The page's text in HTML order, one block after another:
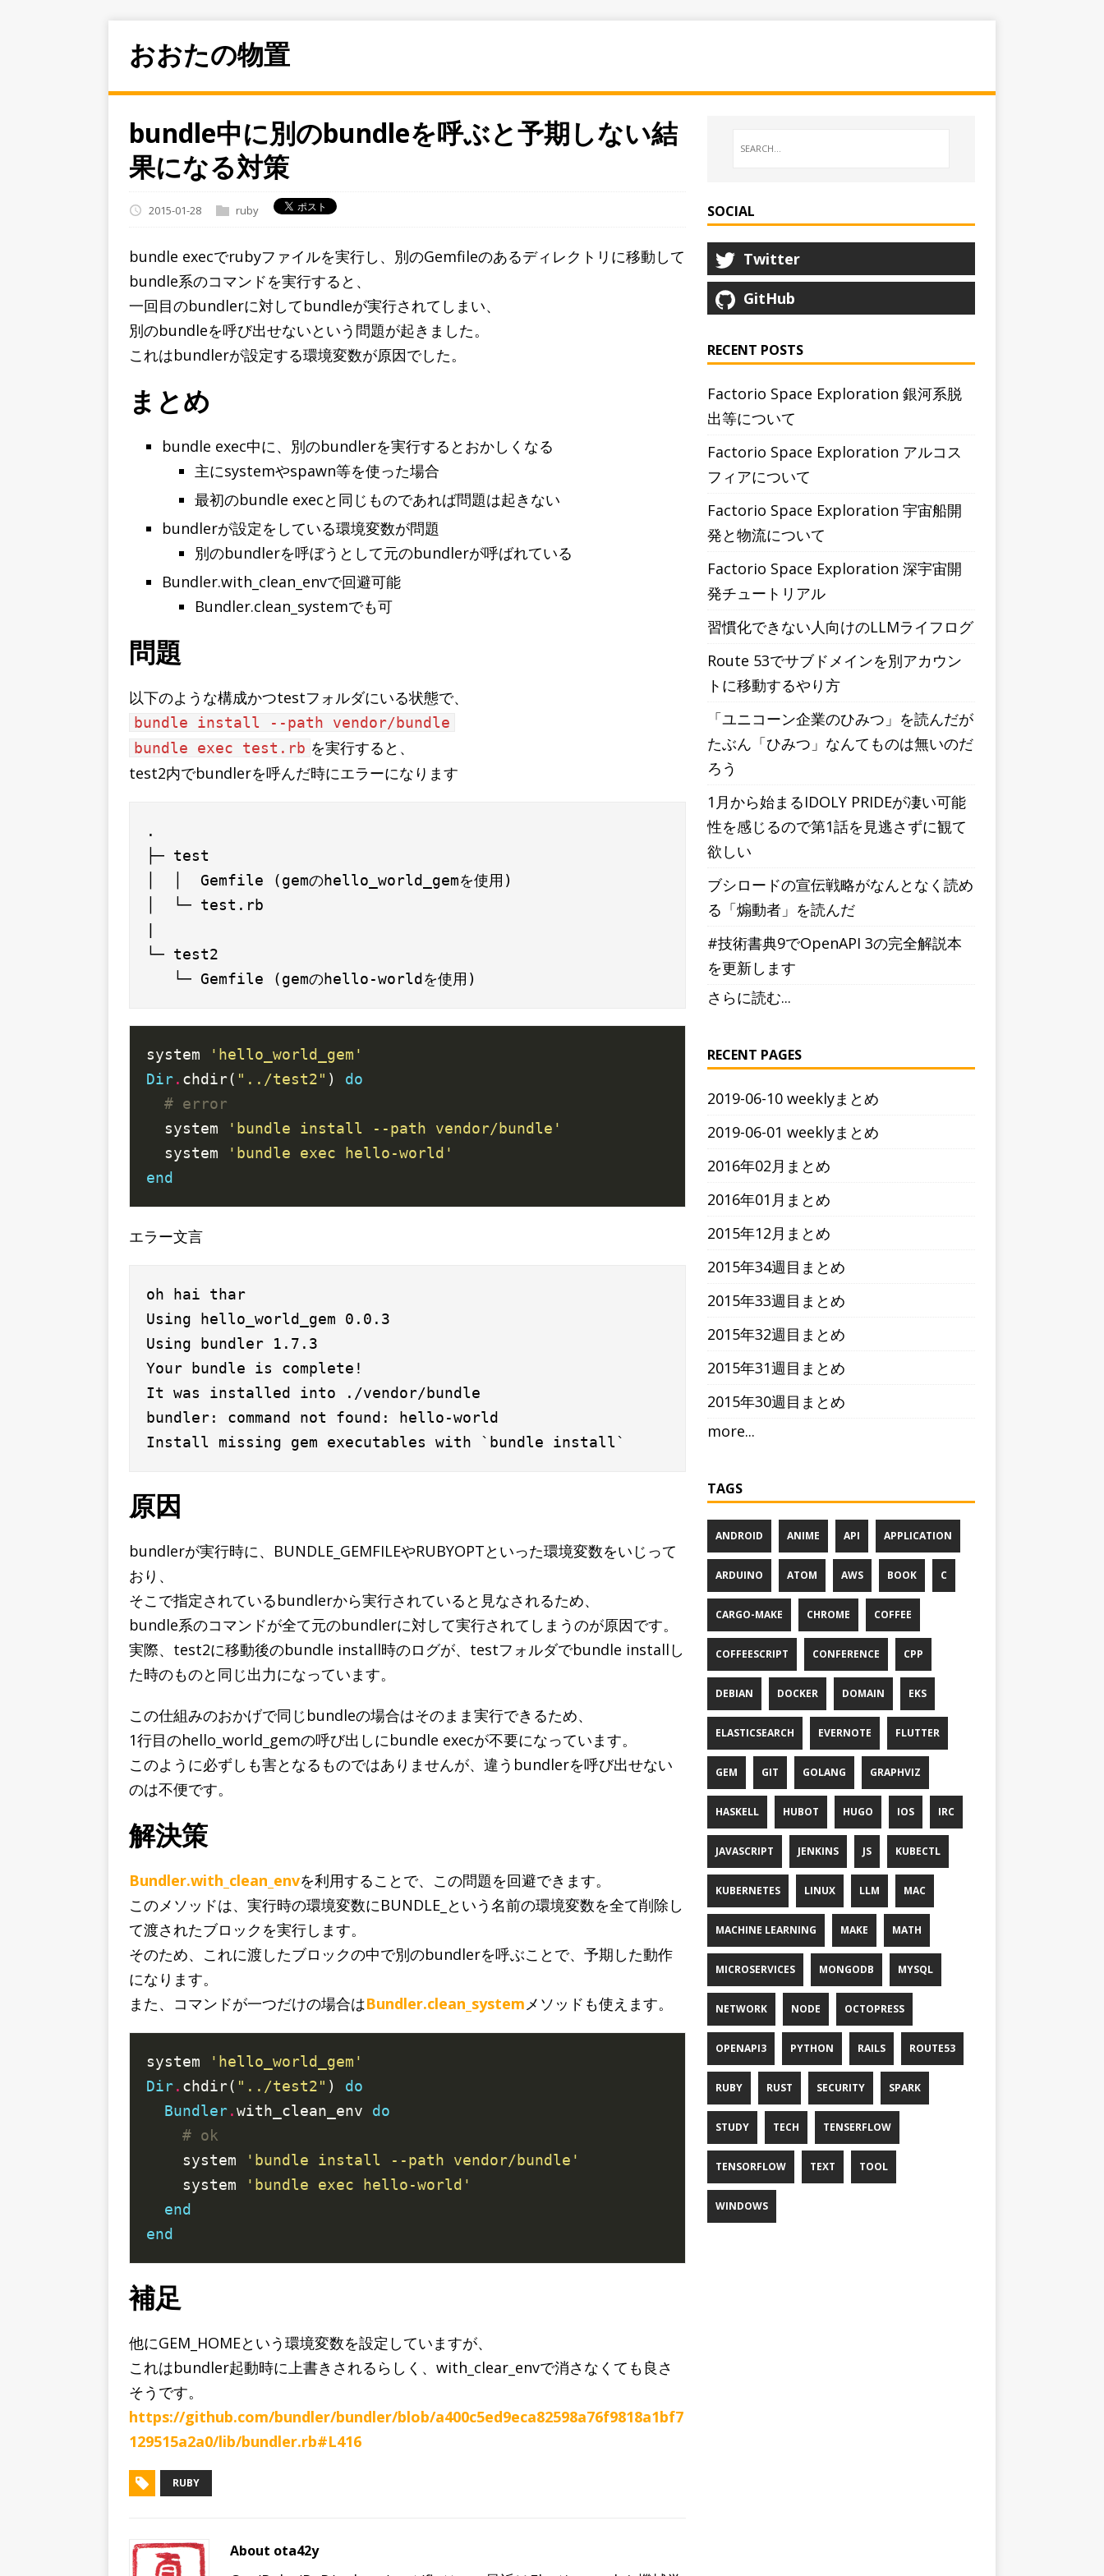
おおたの物置
bundle中に別のbundleを呼ぶと予期しない結
果になる対策
2015-01-28 ruby
bundle execでrubyファイルを実行し、別のGemfileのあるディレクトリに移動して
bundle系のコマンドを実行すると、
一回目のbundlerに対してbundleが実行されてしまい、
別のbundleを呼び出せないという問題が起きました。
これはbundlerが設定する環境変数が原因でした。
まとめ
bundle exec中に、別のbundlerを実行するとおかしくなる
主にsystemやspawn等を使った場合
最初のbundle execと同じものであれば問題は起きない
bundlerが設定をしている環境変数が問題
別のbundlerを呼ぼうとして元のbundlerが呼ばれている
Bundler.with_clean_envで回避可能
Bundler.clean_systemでも可
問題
以下のような構成かつtestフォルダにいる状態で、
bundle install --path vendor/bundle
bundle exec test.rb を実行すると、
test2内でbundlerを呼んだ時にエラーになります
.
├─ test
│  │  Gemfile (gemのhello_world_gemを使用)
│  └─ test.rb
|
└─ test2
system
'hello_world_gem'
Dir. chdir( "../test2" ) do
# error
  system
'bundle install --path vendor/bundle'
  system
'bundle exec hello-world'
end
エラー文言
oh hai thar
Using hello_world_gem 0.0.3
Using bundler 1.7.3
Your bundle is complete!
It was installed into ./vendor/bundle
bundler: command not found: hello-world
原因
bundlerが実行時に、BUNDLE_GEMFILEやRUBYOPTといった環境変数をいじって
おり、
そこで指定されているbundlerから実行されていると見なされるため、
bundle系のコマンドが全て元のbundlerに対して実行されてしまうのが原因です。
実際、test2に移動後のbundle install時のログが、testフォルダでbundle installし
た時のものと同じ出力になっています。
この仕組みのおかげで同じbundleの場合はそのまま実行できるため、
1行目のhello_world_gemの呼び出しにbundle execが不要になっています。
このように必ずしも害となるものではありませんが、違うbundlerを呼び出せない
のは不便です。
解決策
Bundler.with_clean_envを利用することで、この問題を回避できます。
このメソッドは、実行時の環境変数にBUNDLE_という名前の環境変数を全て削除し
て渡されたブロックを実行します。
そのため、これに渡したブロックの中で別のbundlerを呼ぶことで、予期した動作
になります。
また、コマンドが一つだけの場合はBundler.clean_system メソッドも使えます。
system
'hello_world_gem'
Dir. chdir( "../test2" ) do
Bundler.with_clean_env do
# ok
    system
'bundle install --path vendor/bundle'
    system
'bundle exec hello-world'
end
end
補足
他にGEM_HOMEという環境変数を設定していますが、
これはbundler起動時に上書きされるらしく、with_clear_envで消さなくても良さ
そうです。
https://github.com/bundler/bundler/blob/a400c5ed9eca82598a76f9818a1bf7
129515a2a0/lib/bundler.rb#L416
RUBY
About ota42y
SOCIAL
Twitter
GitHub
RECENT POSTS
Factorio Space Exploration 銀河系脱
出等について
Factorio Space Exploration アルコス
フィアについて
Factorio Space Exploration 宇宙船開
発と物流について
Factorio Space Exploration 深宇宙開
発チュートリアル
習慣化できない人向けのLLMライフログ
Route 53でサブドメインを別アカウン
トに移動するやり方
「ユニコーン企業のひみつ」を読んだが
たぶん「ひみつ」なんてものは無いのだ
ろう
1月から始まるIDOLY PRIDEが凄い可能
性を感じるので第1話を見逃さずに観て
欲しい
ブシロードの宣伝戦略がなんとなく読め
る「煽動者」を読んだ
#技術書典9でOpenAPI 3の完全解説本
を更新します
さらに読む...
RECENT PAGES
2019-06-10 weeklyまとめ
2019-06-01 weeklyまとめ
2016年02月まとめ
2016年01月まとめ
2015年12月まとめ
2015年34週目まとめ
2015年33週目まとめ
2015年32週目まとめ
2015年31週目まとめ
2015年30週目まとめ
more...
TAGS
ANDROID ANIME API APPLICATION
ARDUINO ATOM AWS BOOK C
CARGO-MAKE CHROME COFFEE
COFFEESCRIPT CONFERENCE CPP
DEBIAN DOCKER DOMAIN EKS
ELASTICSEARCH EVERNOTE FLUTTER
GEM GIT GOLANG GRAPHVIZ
HASKELL HUBOT HUGO IOS IRC
JAVASCRIPT JENKINS JS KUBECTL
KUBERNETES LINUX LLM MAC
MACHINE LEARNING MAKE MATH
MICROSERVICES MONGODB MYSQL
NETWORK NODE OCTOPRESS
OPENAPI3 PYTHON RAILS ROUTE53
RUBY RUST SECURITY SPARK
STUDY TECH TENSERFLOW
TENSORFLOW TEXT TOOL
WINDOWS